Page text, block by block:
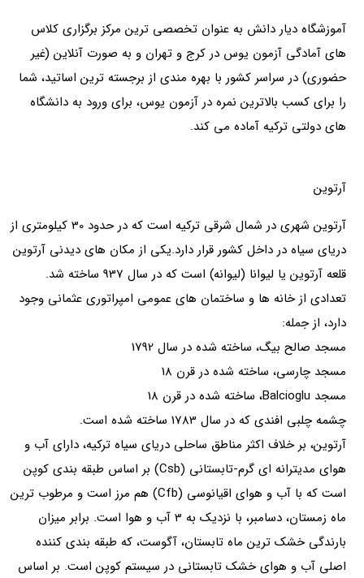
آموزشگاه دیار دانش به عنوان تخصصی ترین مرکز برگزاری کلاس
های آمادگی آزمون یوس در کرج و تهران و به صورت آنلاین (غیر
حضوری) در سراسر کشور با بهره مندی از برجسته ترین اساتید، شما
را برای کسب بالاترین نمره در آزمون یوس، برای ورود به دانشگاه
های دولتی ترکیه آماده می کند.
آرتوین
آرتوین شهری در شمال شرقی ترکیه است که در حدود 30 کیلومتری از
دریای سیاه در داخل کشور قرار دارد.یکی از مکان های دیدنی آرتوین
قلعه آرتوین یا لیوانا (لیوانه) است که در سال 937 ساخته شد.
تعدادی از خانه ها و ساختمان های عمومی امپراتوری عثمانی وجود
دارد، از جمله:
مسجد صالح بیگ، ساخته شده در سال 1792
مسجد چارسی، ساخته شده در قرن 18
مسجد Balcioglu، ساخته شده در قرن 18
چشمه چلبی افندی که در سال 1783 ساخته شده است.
آرتوین، بر خلاف اکثر مناطق ساحلی دریای سیاه ترکیه، دارای آب و
هوای مدیترانه ای گرم-تابستانی (Csb) بر اساس طبقه بندی کوپن
است که با آب و هوای اقیانوسی (Cfb) هم مرز است و مرطوب ترین
ماه زمستان، دسامبر، با نزدیک به 3 آب و هوا است. برابر میزان
بارندگی خشک ترین ماه تابستان، آگوست، که طبقه بندی کننده
اصلی آب و هوای خشک تابستانی در سیستم کوپن است. بر اساس